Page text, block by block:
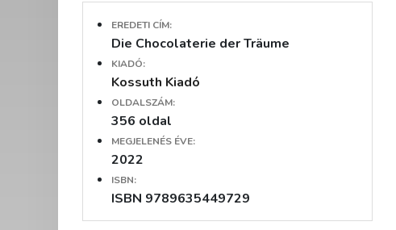
EREDETI CÍM:
Die Chocolaterie der Träume
KIADÓ:
Kossuth Kiadó
OLDALSZÁM:
356 oldal
MEGJELENÉS ÉVE:
2022
ISBN:
ISBN 9789635449729